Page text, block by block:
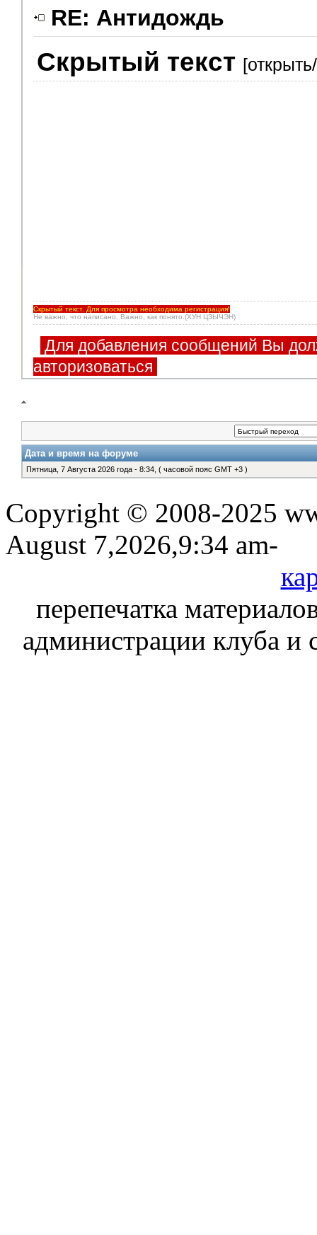
RE: Антидождь
Скрытый текстПомощники
Скрытый текст. Для просмотра необходима регистрация!
Не важно, что написано. Важно, как понято.(ХУН ЦЗЫЧЭН)
Для добавления сообщений Вы
авторизоваться
Дата и время на форуме
Пятница, 7 Августа 2026 года - 8:34, ( часовой пояс GMT +3 )
Copyright © 2008-2025
August 7,2026,9:34 am-
перепечатка
администрации клуба и